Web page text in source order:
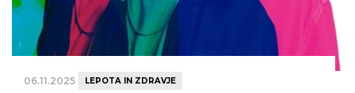
06.11.2025 LEPOTA IN ZDRAVJE